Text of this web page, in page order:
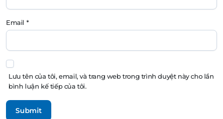
Email *
Lưu tên của tôi, email, và trang web trong trình duyệt này cho lần
bình luận kế tiếp của tôi.